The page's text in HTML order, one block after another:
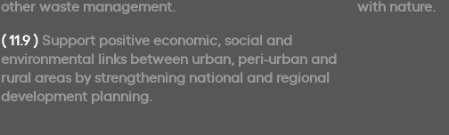
other waste management.
( 11.9 )Support positive economic, social and
environmental links between urban, peri-urban and
rural areas by strengthening national and regional
development planning.
with nature.